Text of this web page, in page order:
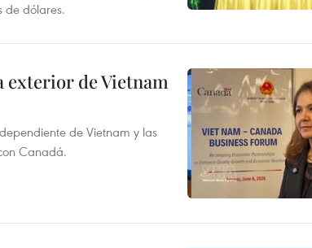
de dólares.
exterior de Vietnam
de Vietnam y las
Canadá.